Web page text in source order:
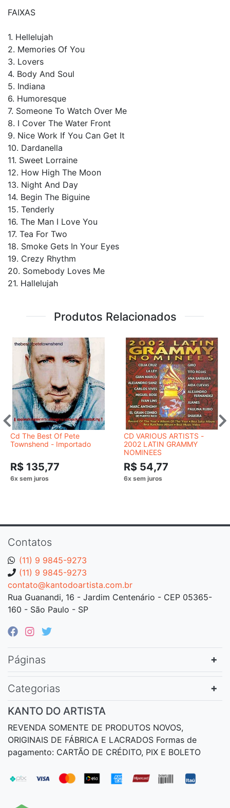
FAIXAS
1. Hellelujah
2. Memories Of You
3. Lovers
4. Body And Soul
5. Indiana
6. Humoresque
7. Someone To Watch Over Me
8. I Cover The Water Front
9. Nice Work If You Can Get It
10. Dardanella
11. Sweet Lorraine
12. How High The Moon
13. Night And Day
14. Begin The Biguine
15. Tenderly
16. The Man I Love You
17. Tea For Two
18. Smoke Gets In Your Eyes
19. Crezy Rhythm
20. Somebody Loves Me
21. Hallelujah
Produtos Relacionados
Cd The Best Of Pete
Townshend - Importado
R$ 135,77
CD VARIOUS ARTISTS -
2002 LATIN GRAMMY
NOMINEES
R$ 54,77
Contatos
(11) 9 9845-9273
(11) 9 9845-9273
contato@kantodoartista.com.br
Rua Guanandi, 16 - Jardim Centenário - CEP 05365-
160 - São Paulo - SP
Páginas
Categorias
KANTO DO ARTISTA
REVENDA SOMENTE DE PRODUTOS NOVOS,
ORIGINAIS DE FÁBRICA E LACRADOS Formas de
pagamento: CARTÃO DE CRÉDITO, PIX E BOLETO